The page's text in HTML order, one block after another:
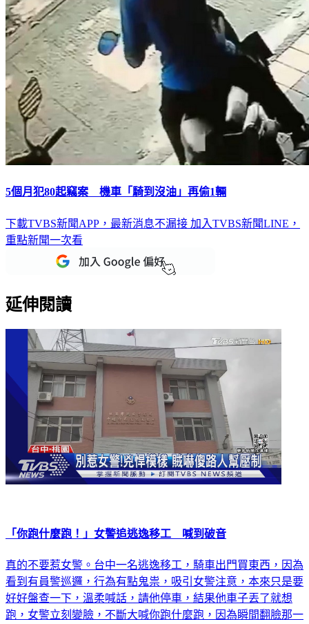
5個月犯80起竊案 機車「騎到沒油」再偷1輛
下載TVBS新聞APP，最新消息不漏接 加入TVBS新聞LINE，
重點新聞一次看
延伸閱讀
「你跑什麼跑！」女警追逃逸移工 喊到破音
真的不要惹女警。台中一名逃逸移工，騎車出門買東西，因為
看到有員警巡邏，行為有點鬼祟，吸引女警注意，本來只是要
好好盤查一下，溫柔喊話，請他停車，結果他車子丟了就想
跑，女警立刻變臉，不斷大喊你跑什麼跑，因為瞬間翻臉那一